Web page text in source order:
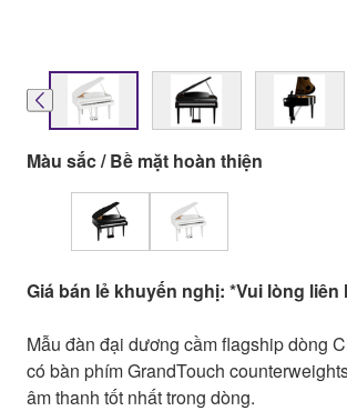
Màu sắc / Bề mặt hoàn thiện
Giá bán lẻ khuyến nghị: *Vui lòng liên
Mẫu đàn đại dương cầm flagship dòng
có bàn phím GrandTouch
âm thanh tốt nhất trong dòng.